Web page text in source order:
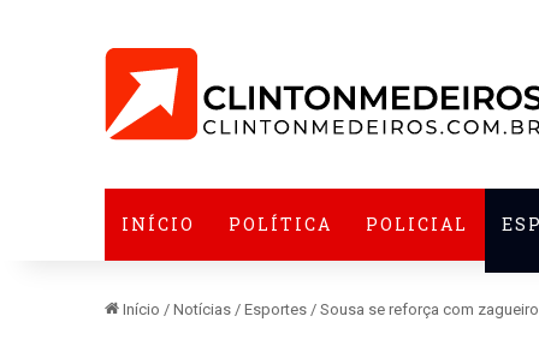
INÍCIO POLÍTICA POLICIAL
Início / Notícias / Esportes / Sousa se reforça com zagueiro